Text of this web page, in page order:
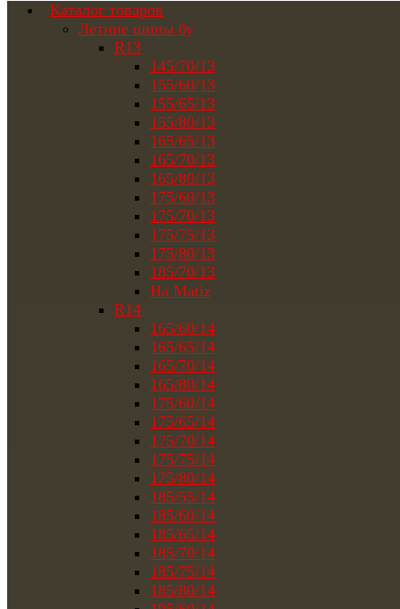
Каталог товаров
Летние шины бу
R13
145/70/13
155/60/13
155/65/13
155/80/13
165/65/13
165/70/13
165/80/13
175/60/13
175/70/13
175/75/13
175/80/13
185/70/13
На Matiz
R14
165/60/14
165/65/14
165/70/14
165/80/14
175/60/14
175/65/14
175/70/14
175/75/14
175/80/14
185/55/14
185/60/14
185/65/14
185/70/14
185/75/14
185/80/14